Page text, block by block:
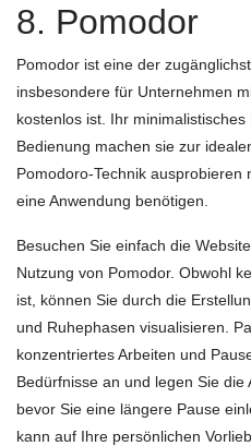
8. Pomodor
Pomodor ist eine der
insbesondere für Unternehmen
kostenlos ist. Ihr
Bedienung machen sie zur
Pomodoro-Technik ausprobieren
eine Anwendung benötigen.
Besuchen Sie einfach die
Nutzung von Pomodor. Obwohl
ist, können Sie durch die
und Ruhephasen visualisieren.
konzentriertes Arbeiten und
Bedürfnisse an und legen Sie die
bevor Sie eine längere Pause
kann auf Ihre persönlichen